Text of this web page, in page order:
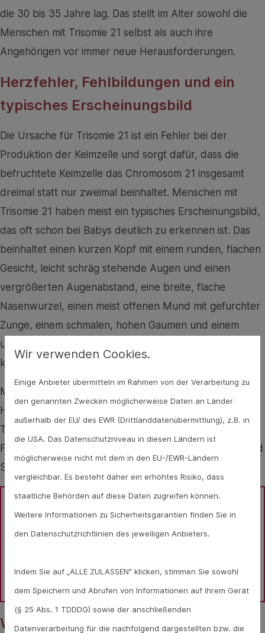
die 30 bis 35 Jahre lag. Das stellt im Alter sowohl die
Menschen mit Trisomie 21 selbst als auch ihre
Angehörigen vor immer neue Herausforderungen.
Herzfehler, Fehlbildungen und ein
typisches Erscheinungsbild
Die Ursache für Trisomie 21 ist ein Fehler bei der
Produktion der Keimzelle und sorgt dafür, dass die
befruchtete Keimzelle das Chromosom 21 insgesamt
dreimal statt nur zweimal beinhaltet. Menschen mit
Trisomie 21 haben meist ein typisches Erscheinungsbild,
das oft schon bei Babys deutlich zu erkennen ist. Das
beinhaltet einen kurzen Kopf mit einem runden, flachen
Gesicht, leicht schräg stehende Augen und einen
vergrößerten Augenabstand, eine breite, flache
Nasenwurzel, einen meist offenen Mund mit gefurchter
Zunge, einem schmalen, hohen Gaumen und einem
unterentwickelten Kiefer, kleine, rundliche Ohren und
kurze Hände mit breiten Fingern.
Menschen mit Down-Syndrom leiden oft unter einem
Herzfehler. Dieser betrifft etwa die Hälfte aller mit
Trisomie 21 geborenen Babys. Häufig treten auch
Fehlbildungen im Magen-Darm-Trakt auf, auch Hör- und
Sehstörungen werden diagnostiziert.
Sie haben Fragen zum Thema Alt werden mit Trisomie
21? Gesundheits-Experten und -Expertinnen aus Ihrer
Expertensuche.
Weitere gesundheitliche Probleme
Wir verwenden Cookies.
Einige Anbieter übermitteln im Rahmen von der Verarbeitung zu
den genannten Zwecken möglicherweise Daten an Länder
außerhalb der EU/ des EWR (Drittlanddatenübermittlung), z.B. in
die USA. Das Datenschutzniveau in diesen Ländern ist
möglicherweise nicht mit dem in den EU-/EWR-Ländern
vergleichbar. Es besteht daher ein erhöhtes Risiko, dass
staatliche Behörden auf diese Daten zugreifen können.
Weitere Informationen zu Sicherheitsgarantien finden Sie in
den Datenschutzrichtlinien des jeweiligen Anbieters.
Indem Sie auf „ALLE ZULASSEN" klicken, stimmen Sie sowohl
dem Speichern und Abrufen von Informationen auf Ihrem Gerät
(§ 25 Abs. 1 TDDDG) sowie der anschließenden
Datenverarbeitung für die nachfolgend dargestellten bzw. die